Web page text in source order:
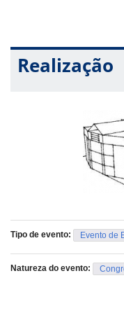
Haverá emissão de
acesse a página do
Realização
Tipo de evento: Evento de
Natureza do evento: